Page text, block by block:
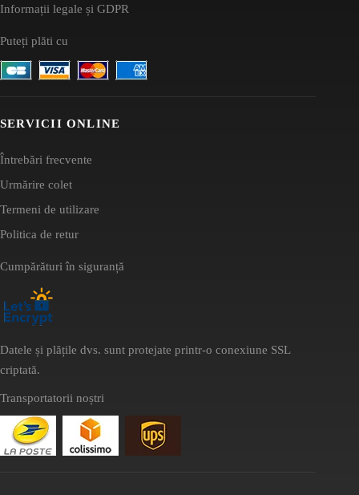
Informații legale și GDPR
Puteți plăti cu
SERVICII ONLINE
Întrebări frecvente
Urmărire colet
Termeni de utilizare
Politica de retur
Cumpărături în siguranță
Datele și plățile dvs. sunt protejate printr-o conexiune SSL
criptată.
Transportatorii noștri